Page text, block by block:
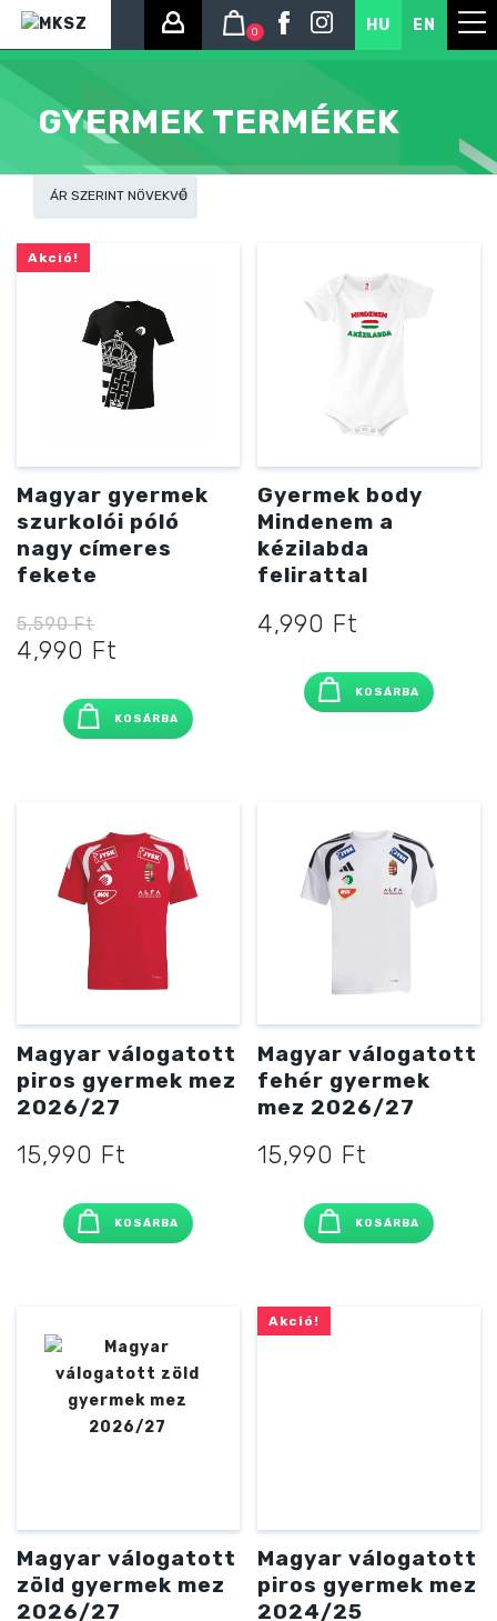
HU EN
0
GYERMEK TERMÉKEK
Akció!
Magyar gyermek
szurkolói póló
nagy címeres
fekete
5,590Ft
Original
was:
5,590 Ft
4,990 Ft
is:
4,990 Ft
KOSÁRBA
Gyermek body
Mindenem a
kézilabda
felirattal
4,990 Ft
KOSÁRBA
Magyar válogatott
piros gyermek mez
2026/27
15,990 Ft
KOSÁRBA
Magyar válogatott
fehér gyermek
mez 2026/27
15,990 Ft
KOSÁRBA
Magyar válogatott
zöld gyermek mez
2026/27
Akció!
Magyar válogatott
piros gyermek mez
2024/25